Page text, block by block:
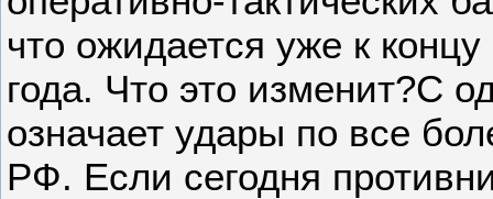
что ожидается уже к
года. Что это изменит?С
означает удары по все
РФ. Если сегодня